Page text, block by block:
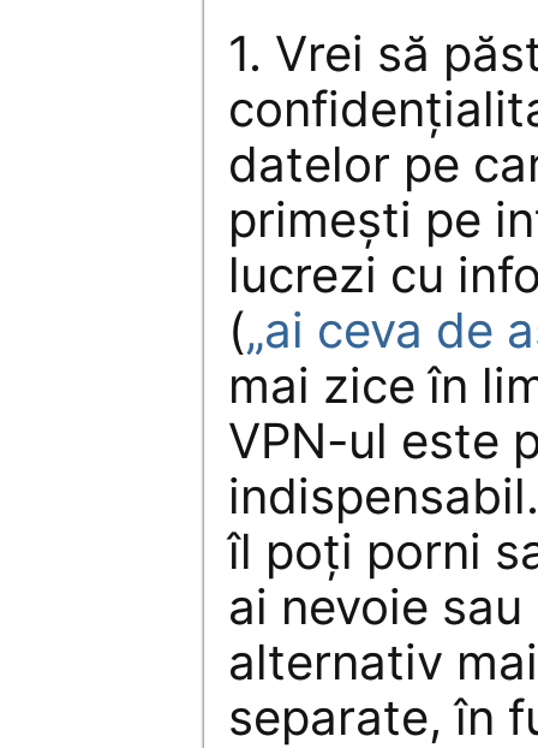
1. Vrei să
datelor pe
primești pe
lucrezi cu
(„ai ceva de
mai zice în
VPN-ul este
îl poți porni
ai nevoie
alternativ
separate, în